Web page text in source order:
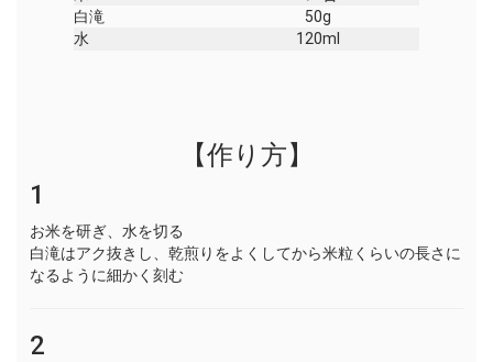
白滝
50g
水
120ml
【作り方】
1
お米を研ぎ、水を切る
白滝はアク抜きし、乾煎りをよくしてから米粒くらいの長さに
なるように細かく刻む
2